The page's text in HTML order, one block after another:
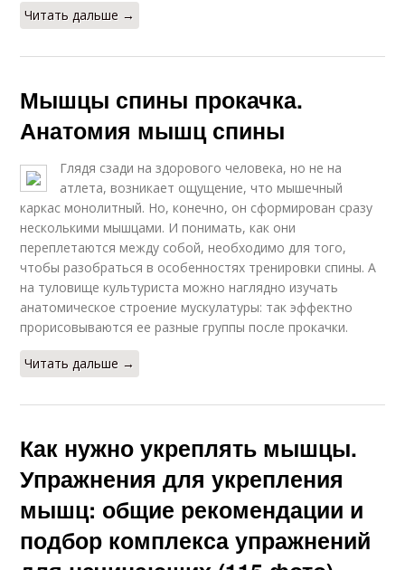
Читать дальше →
Мышцы спины прокачка.
Анатомия мышц спины
Глядя сзади на здорового человека, но не на
атлета, возникает ощущение, что мышечный
каркас монолитный. Но, конечно, он сформирован сразу
несколькими мышцами. И понимать, как они
переплетаются между собой, необходимо для того,
чтобы разобраться в особенностях тренировки спины. А
на туловище культуриста можно наглядно изучать
анатомическое строение мускулатуры: так эффектно
прорисовываются ее разные группы после прокачки.
Читать дальше →
Как нужно укреплять мышцы.
Упражнения для укрепления
мышц: общие рекомендации и
подбор комплекса упражнений